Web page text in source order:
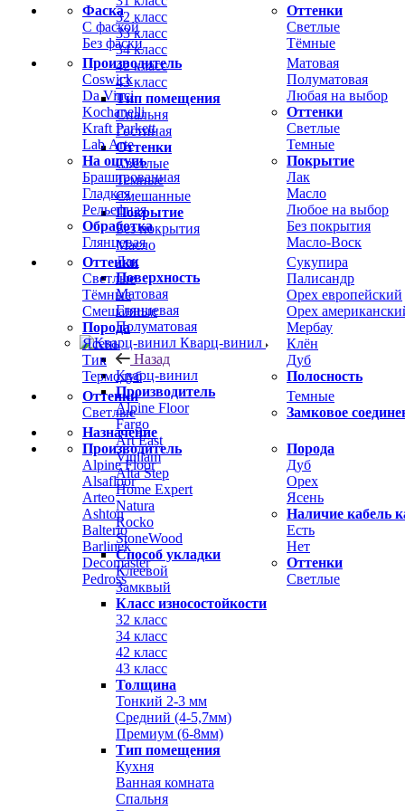
Фаска
С фаской
Без фаски
Оттенки
Светлые
Тёмные
Производитель
Coswick
Da Vinci
Kochanelli
Kraft Parkett
Lab Arte
На ощупь
Брашированная
Гладкая
Рельефная
Обработка
Глянцевая
Матовая
Полуматовая
Любая на выбор
Оттенки
Светлые
Темные
Покрытие
Лак
Масло
Любое на выбор
Без покрытия
Масло-Воск
Оттенки
Светлые
Тёмные
Смешанные
Порода
Ясень
Тик
Термодуб
Сукупира
Палисандр
Орех европейский
Орех
Мербау
Клён
Дуб
Полосность
Оттенки
Светлые
Темные
Замковое
Назначение
Производитель
Alpine Floor
Alsafloor
Arteo
Ashton
Balterio
Barlinek
Decomaster
Pedross
Порода
Дуб
Орех
Ясень
Наличие кабель
Есть
Нет
Оттенки
Светлые
32 класс
33 класс
34 класс
42 класс
43 класс
Тип помещения
Спальня
Гостиная
Оттенки
Светлые
Темные
Смешанные
Покрытие
Без покрытия
Масло
Лак
Поверхность
Матовая
Глянцевая
Полуматовая
Кварц-винил
Назад
Кварц-винил
Производитель
Alpine Floor
Fargo
Art East
Vinilam
Alta Step
Home Expert
Natura
Rocko
StoneWood
Способ укладки
Клеевой
Замквый
Класс износостойкости
32 класс
34 класс
42 класс
43 класс
Толщина
Тонкий 2-3 мм
Средний (4-5,7мм)
Премиум (6-8мм)
Тип помещения
Кухня
Ванная комната
Спальня